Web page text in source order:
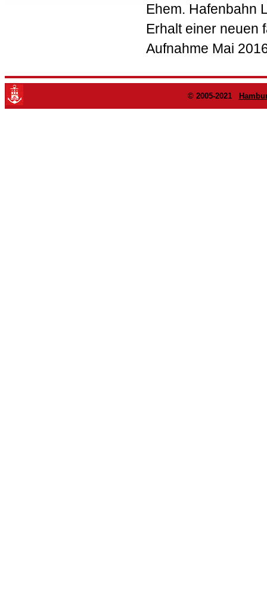
Ehem. Hafenbahn
Erhalt einer neuen
Aufnahme Mai
© 2005-2021